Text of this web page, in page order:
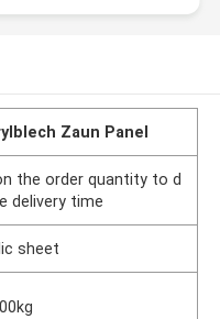
Zaun Panel
the order quantity to d
delivery time
sheet